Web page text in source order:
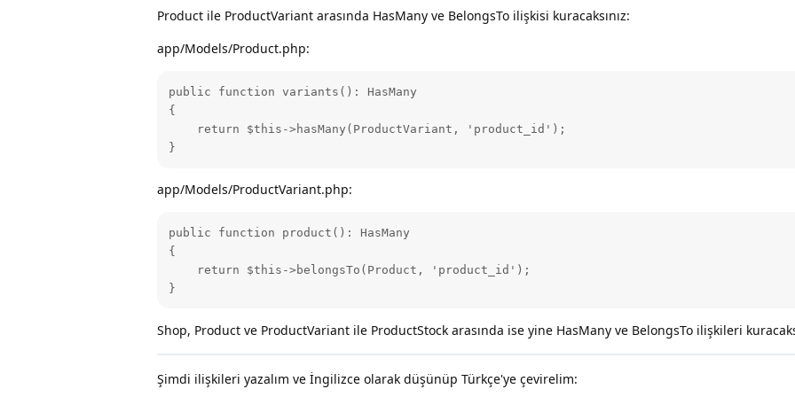
Product ile ProductVariant arasında HasMany ve BelongsTo ilişkisi kuracaksınız:
app/Models/Product.php:
public function variants(): HasMany
{
    return $this->hasMany(ProductVariant, 'product_id');
}
app/Models/ProductVariant.php:
public function product(): HasMany
{
    return $this->belongsTo(Product, 'product_id');
}
Shop, Product ve ProductVariant ile ProductStock arasında ise yine HasMany ve BelongsTo ilişkileri
Şimdi ilişkileri yazalım ve İngilizce olarak düşünüp Türkçe'ye çevirelim: